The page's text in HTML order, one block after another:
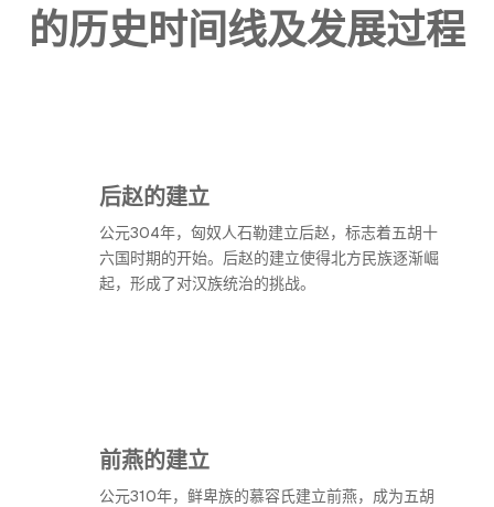
的历史时间线及发展过程
后赵的建立
公元304年，匈奴人石勒建立后赵，标志着五胡十
六国时期的开始。后赵的建立使得北方民族逐渐崛
起，形成了对汉族统治的挑战。
前燕的建立
公元310年，鲜卑族的慕容氏建立前燕，成为五胡